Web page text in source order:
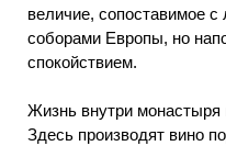
величие, сопоставимое
соборами Европы, но
спокойствием.
Жизнь внутри монастыря
Здесь производят вино